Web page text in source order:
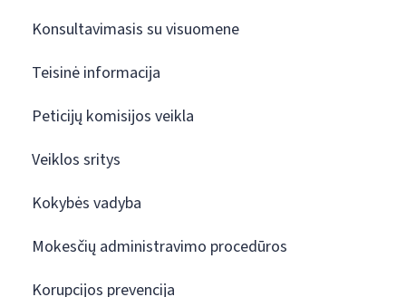
Konsultavimasis su visuomene
Teisinė informacija
Peticijų komisijos veikla
Veiklos sritys
Kokybės vadyba
Mokesčių administravimo procedūros
Korupcijos prevencija